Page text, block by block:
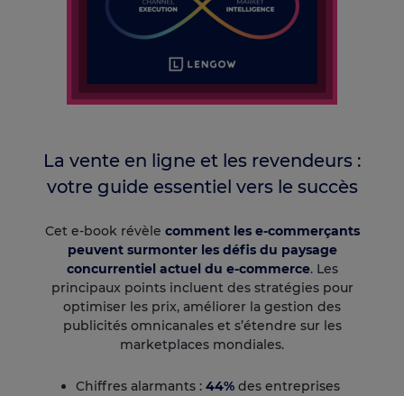
La vente en ligne et les revendeurs :
votre guide essentiel vers le succès
Cet e-book révèle comment les e-commerçants
peuvent surmonter les défis du paysage
concurrentiel actuel du e-commerce. Les
principaux points incluent des stratégies pour
optimiser les prix, améliorer la gestion des
publicités omnicanales et s’étendre sur les
marketplaces mondiales.
Chiffres alarmants : 44% des entreprises